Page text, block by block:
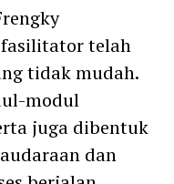
fasilitator telah
tidak mudah.
modul
juga dibentuk
dan